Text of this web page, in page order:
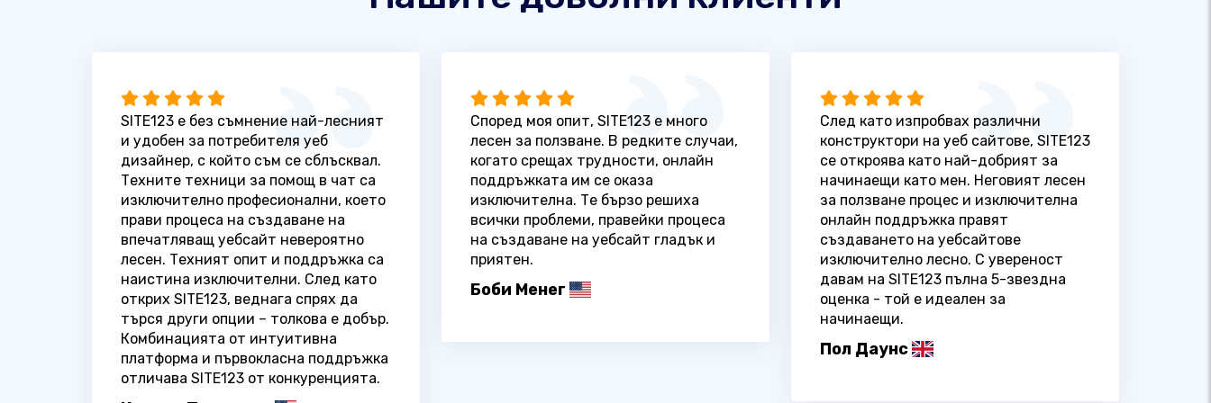
SITE123 е без съмнение най-лесният
и удобен за потребителя уеб
дизайнер, с който съм се сблъсквал.
Техните техници за помощ в чат са
изключително професионални, което
прави процеса на създаване на
впечатляващ уебсайт невероятно
лесен. Техният опит и поддръжка са
наистина изключителни. След като
открих SITE123, веднага спрях да
търся други опции – толкова е добър.
Комбинацията от интуитивна
платформа и първокласна поддръжка
отличава SITE123 от конкуренцията.
Според моя опит, SITE123 е много
лесен за ползване. В редките случаи,
когато срещах трудности, онлайн
поддръжката им се оказа
изключителна. Те бързо решиха
всички проблеми, правейки процеса
на създаване на уебсайт гладък и
приятен.
Боби Менег
След като изпробвах различни
конструктори на уеб сайтове, SITE123
се откроява като най-добрият за
начинаещи като мен. Неговият лесен
за ползване процес и изключителна
онлайн поддръжка правят
създаването на уебсайтове
изключително лесно. С увереност
давам на SITE123 пълна 5-звездна
оценка - той е идеален за
начинаещи.
Пол Даунс